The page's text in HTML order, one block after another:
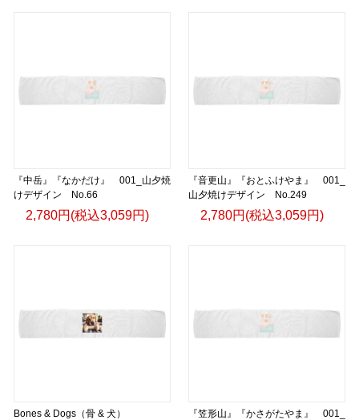
『中岳』『なかだけ』 001_山夕焼
けデザイン No.66
2,780円(税込3,059円)
『音更山』『おとふけやま』 001_
山夕焼けデザイン No.249
2,780円(税込3,059円)
Bones & Dogs（骨 & 犬）
『笠形山』『かさがたやま』 001_